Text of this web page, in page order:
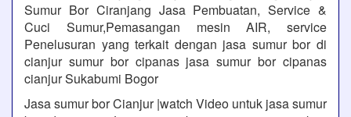
Sumur Bor Ciranjang Jasa Pembuatan, Service &
Cuci Sumur,Pemasangan mesin AIR, service
Penelusuran yang terkait dengan jasa sumur bor di
cianjur sumur bor cipanas jasa sumur bor cipanas
cianjur Sukabumi Bogor
Jasa sumur bor Cianjur |watch Video untuk jasa sumur